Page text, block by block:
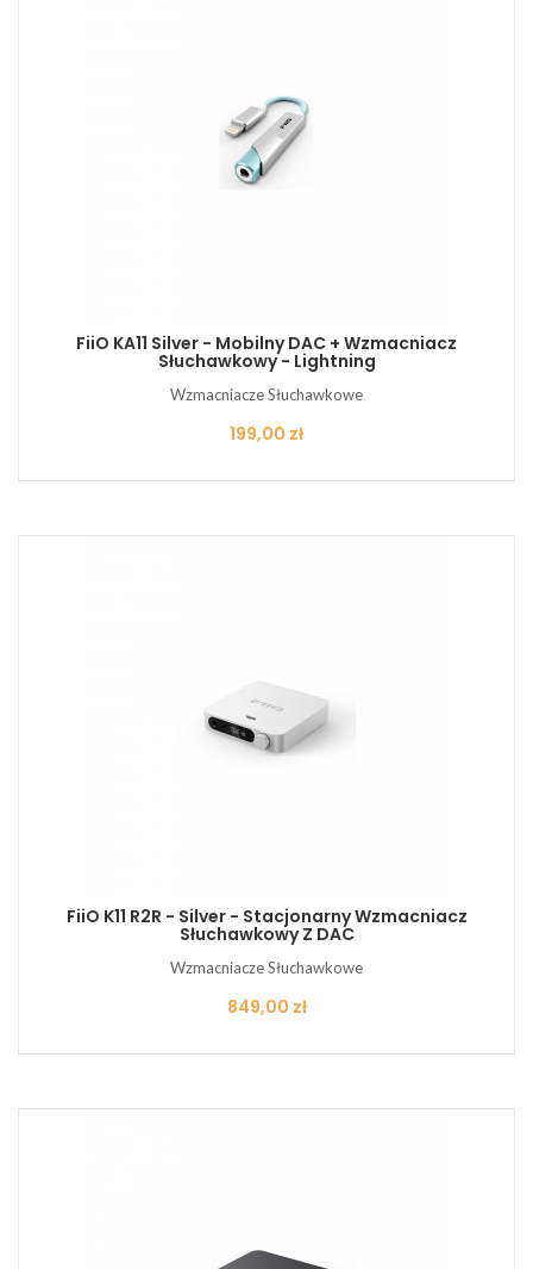
FiiO KA11 Silver - Mobilny DAC + Wzmacniacz
Słuchawkowy - Lightning
Wzmacniacze Słuchawkowe
Cena
199,00 zł
FiiO K11 R2R - Silver - Stacjonarny Wzmacniacz
Słuchawkowy Z DAC
Wzmacniacze Słuchawkowe
Cena
849,00 zł